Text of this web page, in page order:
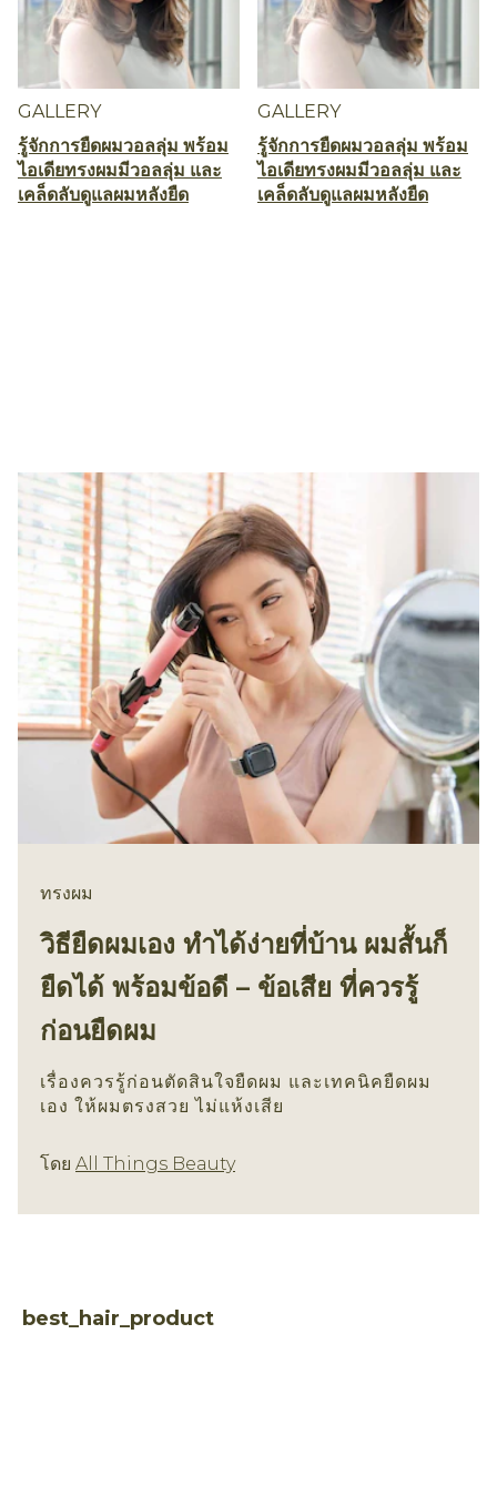
GALLERY
รู้จักการยืดผมวอลลุ่ม พร้อม
ไอเดียทรงผมมีวอลลุ่ม และ
เคล็ดลับดูแลผมหลังยืด
GALLERY
รู้จักการยืดผมวอลลุ่ม พร้อม
ไอเดียทรงผมมีวอลลุ่ม และ
เคล็ดลับดูแลผมหลังยืด
ทรงผม
วิธียืดผมเอง ทำได้ง่ายที่บ้าน ผมสั้นก็
ยืดได้ พร้อมข้อดี – ข้อเสีย ที่ควรรู้
ก่อนยืดผม
เรื่องควรรู้ก่อนตัดสินใจยืดผม และเทคนิคยืดผม
เอง ให้ผมตรงสวย ไม่แห้งเสีย
โดย All Things Beautyทรงผม
best_hair_product